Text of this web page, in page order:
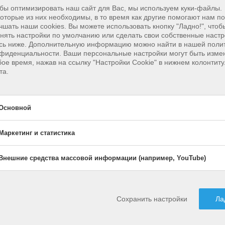
оптимизировать наш сайт для Вас, мы используем куки-файлы.
из них необходимы, в то время как другие помогают нам
наши cookies. Вы можете использовать кнопку "Ладно!",
настройки по умолчанию или сделать свои собственные
ниже. Дополнительную информацию можно найти в нашей
Ваши персональные настройки могут быть
время, нажав на ссылку "Настройки Cookie" в нижнем
куки-файлы обеспечивают базовые функции и
и статистика
Маркетинг и
используются
или издателями для
Активировать
средства массовой информации (например, YouTube)
Внешние средства
массовой
(например,
Сохранить настройки
ФотоAmeer BasheerнаUnsplash